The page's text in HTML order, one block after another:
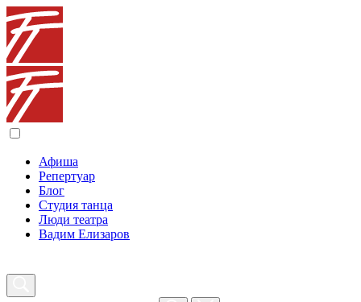
Афиша
Репертуар
Блог
Студия танца
Люди театра
Вадим Елизаров